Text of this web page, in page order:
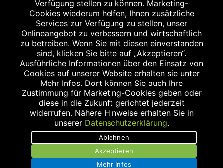
Abgabe in haushaltsüblichen Mengen, solange der Vorrat reicht. Für Druck-
und Satzfehler keine Haftung.
Zu Risiken und Nebenwirkungen lesen Sie die Packungsbeilage und fragen
Sie Ihren Arzt oder Apotheker.
Angabe nach der deutschen Arzneimitteltaxe Apothekenerstattungspreis
(AEP). Der AEP ist keine unverbindliche Preisempfehlung der Hersteller. Der
AEP ist ein von den Apotheken in Ansatz gebrachter Preis für rezeptfreie
Arzneimittel. Er entspricht in der Höhe dem für Apotheken verbindlichen
Abgabepreis, zu dem eine Apotheke in bestimmten Fällen (z.B. bei Kindern
unter 12 Jahren) das Produkt mit der gesetzlichen Krankenversicherung
abrechnet. Der AEP ist der allgemeine Erstattungspreis im Falle einer
Kostenübernahme durch die gesetzlichen Krankenkassen, vor Abzug eines
Zwangsrabattes (zur Zeit 5%) nach §130 Abs. 1 SGB V.
Unverbindliche Preisempfehlung des Herstellers (UVP).
powered by apovena.de
Verfügung stellen zu können. Marketing-
Cookies wiederum helfen, Ihnen zusätzliche
Services zur Verfügung zu stellen, unser
Onlineangebot zu verbessern und wirtschaftlich
zu betreiben. Wenn Sie mit diesen einverstanden
sind, klicken Sie bitte auf „Akzeptieren“.
Ausführliche Informationen über den Einsatz von
Cookies auf unserer Website erhalten sie unter
Mehr Infos. Dort können Sie auch Ihre
Zustimmung für Marketing-Cookies geben oder
diese in die Zukunft gerichtet jederzeit
widerrufen. Nähere Hinweise erhalten Sie in
unserer Datenschutzerklärung.
Ablehnen
Akzeptieren
Mehr Infos